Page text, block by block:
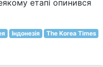
етапі опинився
Індонезія The Korea Times